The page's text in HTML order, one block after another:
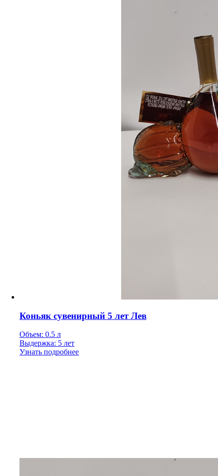
Коньяк сувенирный 5 лет Лев
Объем: 0.5 л
Выдержка: 5 лет
Узнать подробнее